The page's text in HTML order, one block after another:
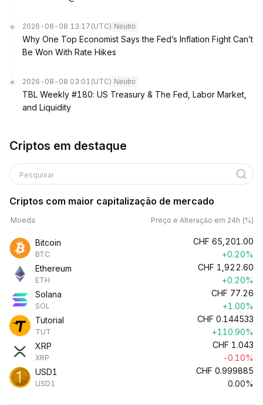
2026-08-08 13:17 (UTC) Neutro
Why One Top Economist Says the Fed’s Inflation Fight Can’t
Be Won With Rate Hikes
2026-08-08 03:01 (UTC) Neutro
TBL Weekly #180: US Treasury & The Fed, Labor Market,
and Liquidity
Criptos em destaque
Pesquisar
Criptos com maior capitalização de mercado
Moeda Preço e Alteração em 24h (%)
Bitcoin
BTC
CHF 65,201.00
+0.20%
Ethereum
ETH
CHF 1,922.60
+0.20%
Solana
SOL
CHF 77.26
+1.00%
Tutorial
TUT
CHF 0.144533
+110.90%
XRP
XRP
CHF 1.043
-0.10%
USD1
USD1
CHF 0.999885
0.00%